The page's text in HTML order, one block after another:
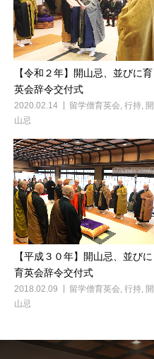
【令和２年】開山忌、並びに育
英会辞令交付式
2020.02.14 留学僧育英会, 行持, 開
山忌
【平成３０年】開山忌、並びに
育英会辞令交付式
2018.02.09 留学僧育英会, 行持, 開
山忌